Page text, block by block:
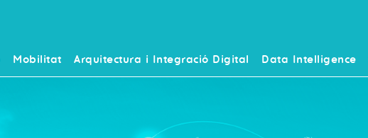
Mobilitat Arquitectura i Integració Digital Data Intelligence